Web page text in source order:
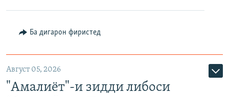
Ба дигарон фиристед
Август 05, 2026
"Амалиёт"-и зидди либоси